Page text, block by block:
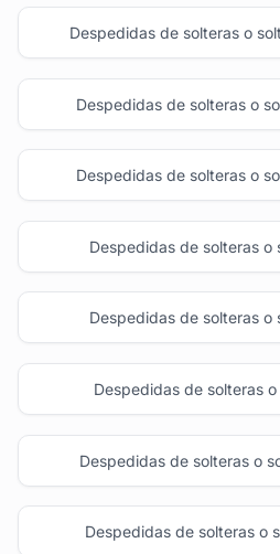
Despedidas de solteras o
Despedidas de solteras o
Despedidas de solteras o
Despedidas de solteras o
Despedidas de solteras o
Despedidas de solteras
Despedidas de solteras o
Despedidas de solteras o